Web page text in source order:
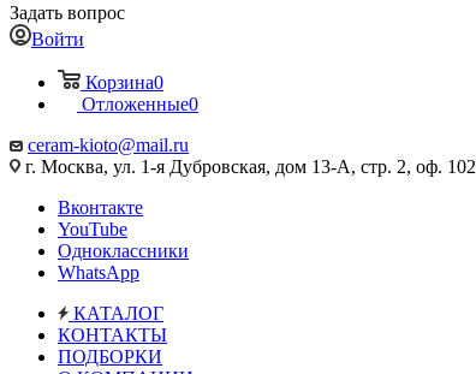
Задать вопрос
Войти
Корзина0
Отложенные0
ceram-kioto@mail.ru
г. Москва, ул. 1-я Дубровская, дом 13-А, стр. 2, оф. 102
Вконтакте
YouTube
Одноклассники
WhatsApp
КАТАЛОГ
КОНТАКТЫ
ПОДБОРКИ